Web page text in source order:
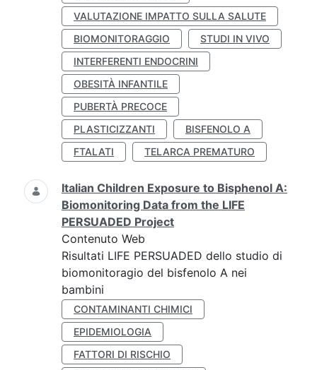
VALUTAZIONE IMPATTO SULLA SALUTE
BIOMONITORAGGIO
STUDI IN VIVO
INTERFERENTI ENDOCRINI
OBESITÀ INFANTILE
PUBERTÀ PRECOCE
PLASTICIZZANTI
BISFENOLO A
FTALATI
TELARCA PREMATURO
Italian Children Exposure to Bisphenol A:
Biomonitoring Data from the LIFE
PERSUADED Project
Contenuto Web
Risultati LIFE PERSUADED dello studio di
biomonitoragio del bisfenolo A nei
bambini
CONTAMINANTI CHIMICI
EPIDEMIOLOGIA
FATTORI DI RISCHIO